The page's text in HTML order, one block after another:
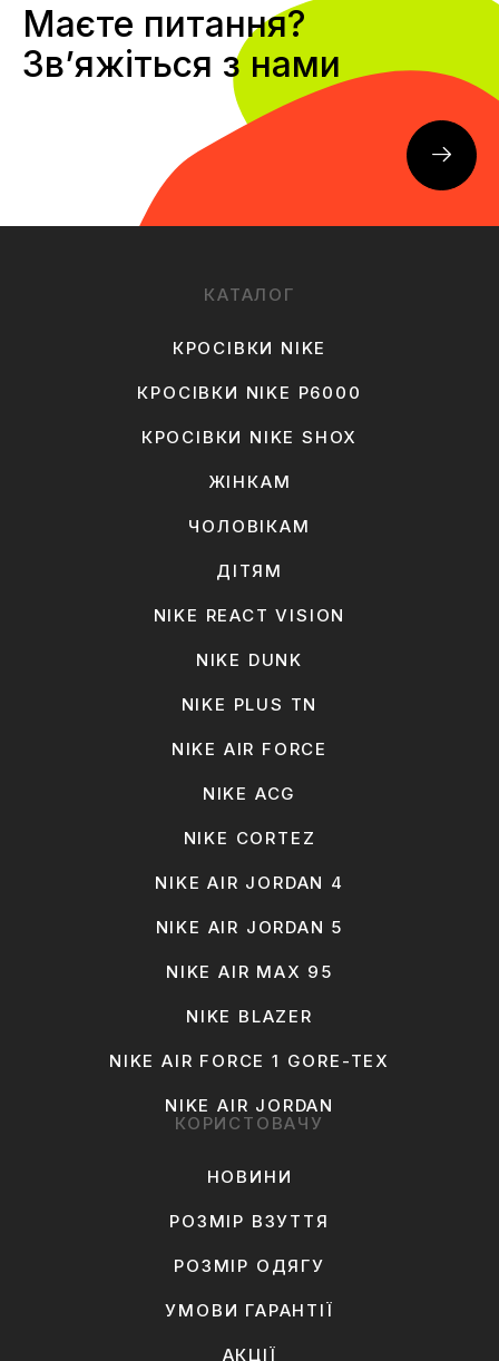
Маєте питання?
Звʼяжіться з нами
КАТАЛОГ
КРОСІВКИ NIKE
КРОСІВКИ NIKE P6000
КРОСІВКИ NIKE SHOX
ЖІНКАМ
ЧОЛОВІКАМ
ДІТЯМ
NIKE REACT VISION
NIKE DUNK
NIKE PLUS TN
NIKE AIR FORCE
NIKE ACG
NIKE CORTEZ
NIKE AIR JORDAN 4
NIKE AIR JORDAN 5
NIKE AIR MAX 95
NIKE BLAZER
NIKE AIR FORCE 1 GORE-TEX
NIKE AIR JORDAN
КОРИСТОВАЧУ
НОВИНИ
РОЗМІР ВЗУТТЯ
РОЗМІР ОДЯГУ
УМОВИ ГАРАНТІЇ
АКЦІЇ